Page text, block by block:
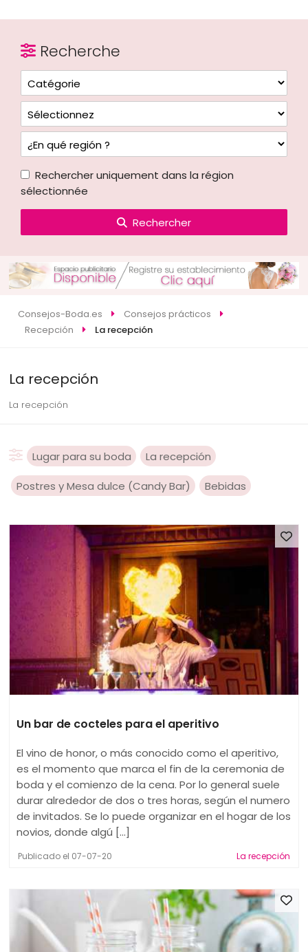
Recherche
Rechercher uniquement dans la région
sélectionnée
Rechercher
Consejos-Boda.es
Consejos prácticos
Recepción
La recepción
La recepción
La recepción
Lugar para su boda La recepción
Postres y Mesa dulce (Candy Bar) Bebidas
Un bar de cocteles para el aperitivo
El vino de honor, o más conocido como el aperitivo,
es el momento que marca el fin de la ceremonia de
boda y el comienzo de la cena. Por lo general suele
durar alrededor de dos o tres horas, según el numero
de invitados. Se lo puede organizar en el hogar de los
novios, donde algú [...]
Publicado el 07-07-20 La recepción